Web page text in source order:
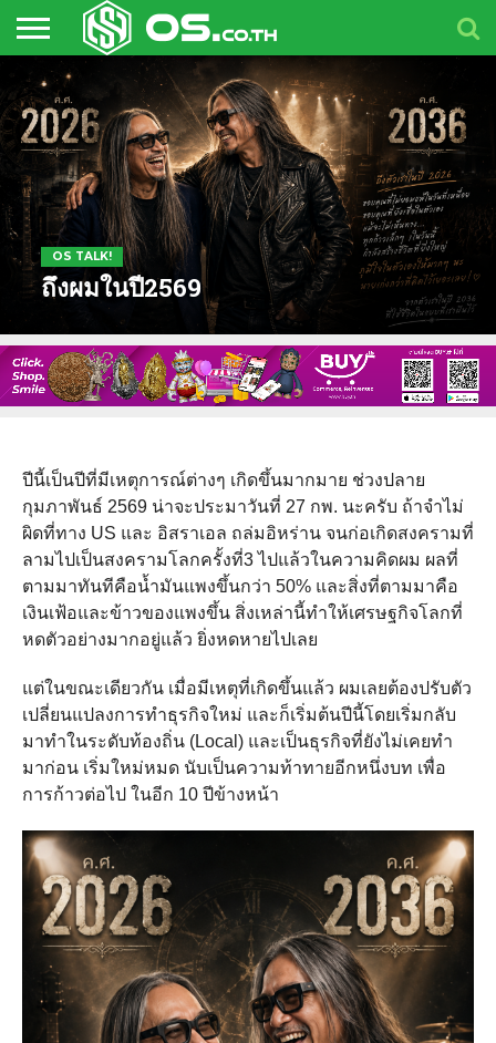
HOME
BLOG
ARTIFICIAL
INTELLIGENCE
BLOCKCHAIN
BUSINESS
NEWS
OS
EVENTS
OS
TALK!
OS
TOYS
OS TALK!
ถึงผมในปี2569
ปีนี้เป็นปีที่มีเหตุการณ์ต่างๆ เกิดขึ้นมากมาย ช่วงปลาย
กุมภาพันธ์ 2569 น่าจะประมาวันที่ 27 กพ. นะครับ ถ้าจำไม่
ผิดที่ทาง US และ อิสราเอล ถล่มอิหร่าน จนก่อเกิดสงครามที่
ลามไปเป็นสงครามโลกครั้งที่3 ไปแล้วในความคิดผม ผลที่
ตามมาทันทีคือน้ำมันแพงขึ้นกว่า 50% และสิ่งที่ตามมาคือ
เงินเฟ้อและข้าวของแพงขึ้น สิ่งเหล่านี้ทำให้เศรษฐกิจโลกที่
หดตัวอย่างมากอยู่แล้ว ยิ่งหดหายไปเลย
แต่ในขณะเดียวกัน เมื่อมีเหตุที่เกิดขึ้นแล้ว ผมเลยต้องปรับตัว
เปลี่ยนแปลงการทำธุรกิจใหม่ และก็เริ่มต้นปีนี้โดยเริ่มกลับ
มาทำในระดับท้องถิ่น (Local) และเป็นธุรกิจที่ยังไม่เคยทำ
มาก่อน เริ่มใหม่หมด นับเป็นความท้าทายอีกหนึ่งบท เพื่อ
การก้าวต่อไป ในอีก 10 ปีข้างหน้า